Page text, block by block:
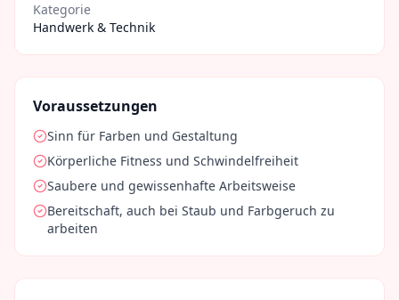
Kategorie
Handwerk & Technik
Voraussetzungen
Sinn für Farben und Gestaltung
Körperliche Fitness und Schwindelfreiheit
Saubere und gewissenhafte Arbeitsweise
Bereitschaft, auch bei Staub und Farbgeruch zu
arbeiten